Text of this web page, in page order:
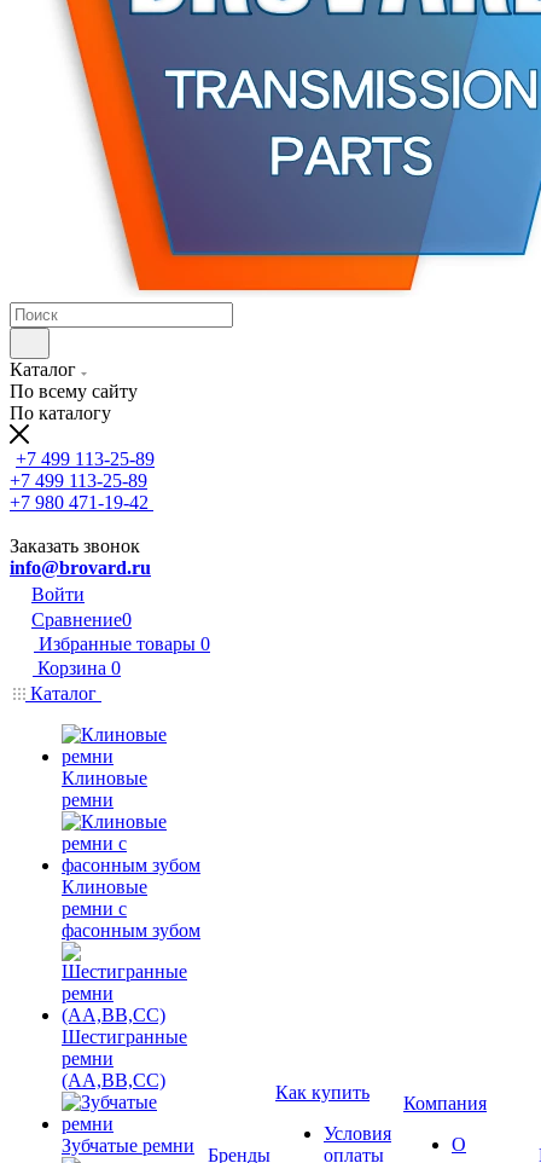
Каталог
По всему сайту
По каталогу
+7 499 113-25-89
+7 499 113-25-89
+7 980 471-19-42
Заказать звонок
info@brovard.ru
Войти
Сравнение0
Избранные товары 0
Корзина 0
Каталог
Клиновые
ремни
Клиновые
ремни с
фасонным зубом
Шестигранные
ремни
(AA,BB,CC)
Зубчатые ремни Бренды
Как купить
Условия
оплаты
Компания
О